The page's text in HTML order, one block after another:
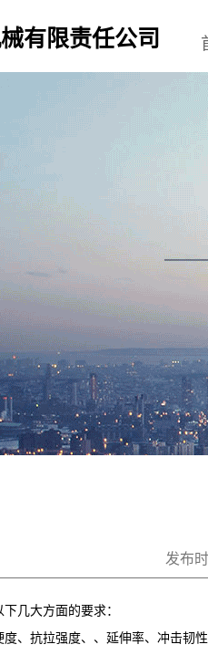
有限责任公司
发布
几大方面的要求：
、抗拉强度、、延伸率、冲击韧